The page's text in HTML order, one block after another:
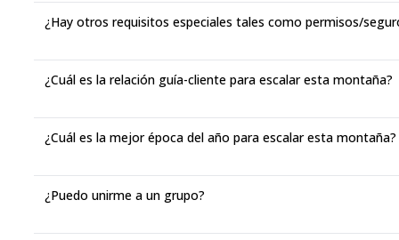
¿Hay otros requisitos especiales tales como permisos/
¿Cuál es la relación guía-cliente para escalar esta montaña?
¿Cuál es la mejor época del año para escalar esta montaña?
¿Puedo unirme a un grupo?